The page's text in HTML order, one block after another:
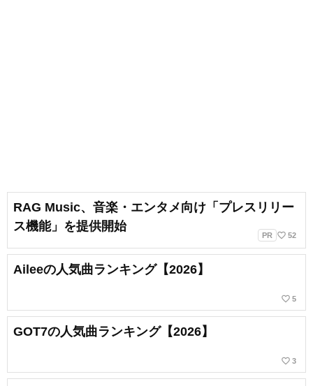
RAG Music、音楽・エンタメ向け「プレスリリー
ス機能」を提供開始
PR favorite_border 52
Aileeの人気曲ランキング【2026】
favorite_border 5
GOT7の人気曲ランキング【2026】
favorite_border 3